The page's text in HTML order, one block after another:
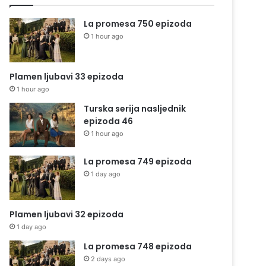
La promesa 750 epizoda
1 hour ago
Plamen ljubavi 33 epizoda
1 hour ago
Turska serija nasljednik
epizoda 46
1 hour ago
La promesa 749 epizoda
1 day ago
Plamen ljubavi 32 epizoda
1 day ago
La promesa 748 epizoda
2 days ago